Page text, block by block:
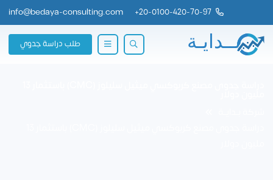
20-0100-420-70-97
+
info@bedaya-consulting.com
طلب دراسة جدوي